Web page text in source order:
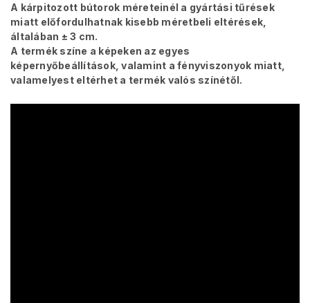
A kárpitozott bútorok méreteinél a gyártási tűrések
miatt előfordulhatnak kisebb méretbeli eltérések,
általában ± 3 cm.
A termék színe a képeken az egyes
képernyőbeállítások, valamint a fényviszonyok miatt,
valamelyest eltérhet a termék valós színétől.